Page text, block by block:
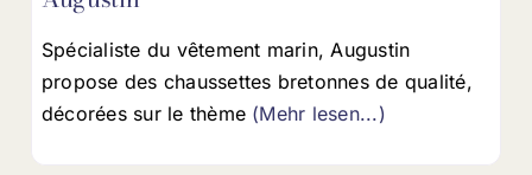
Spécialiste du vêtement marin, Augustin
propose des chaussettes bretonnes de qualité,
décorées sur le thème (Mehr lesen...)